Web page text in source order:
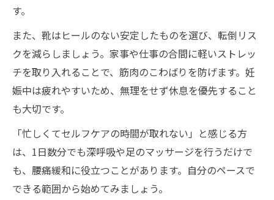
腰痛を感じたときの対処法ガイド
す。
また、靴はヒールのない安定したものを選び、転倒リス
クを減らしましょう。家事や仕事の合間に軽いストレッ
チを取り入れることで、筋肉のこわばりを防げます。妊
娠中は疲れやすいため、無理をせず休息を優先すること
も大切です。
「忙しくてセルフケアの時間が取れない」と感じる方
は、1日数分でも深呼吸や足のマッサージを行うだけで
も、腰痛緩和に役立つことがあります。自分のペースで
できる範囲から始めてみましょう。